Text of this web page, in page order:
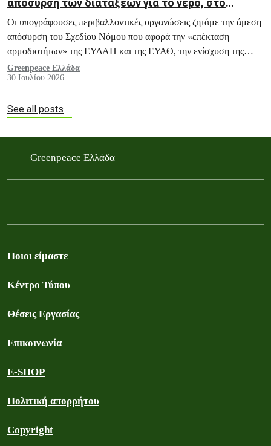
απόσυρση των διατάξεων για το νερό, στο
νομοσχέδιο για τις εταιρείες ύδρευσης
Οι υπογράφουσες περιβαλλοντικές οργανώσεις ζητάμε την άμεση
απόσυρση του Σχεδίου Νόμου που αφορά την «επέκταση
αρμοδιοτήτων» της ΕΥΔΑΠ και της ΕΥΑΘ, την ενίσχυση της
ΡΑΑΕΥ και του ΟΔΥΘ ΑΕ, και άλλες ανάλογες διατάξεις.
Greenpeace Ελλάδα
30 Ιουλίου 2026
See all posts
Greenpeace Ελλάδα
Ποιοι είμαστε
Κέντρο Τύπου
Θέσεις Εργασίας
Επικοινωνία
E-SHOP
Πολιτική απορρήτου
Copyright